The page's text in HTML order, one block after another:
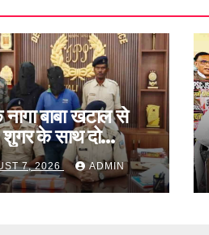
नागा बाबा खटाल से
शुगर के साथ दो
7, 2026 ADMIN